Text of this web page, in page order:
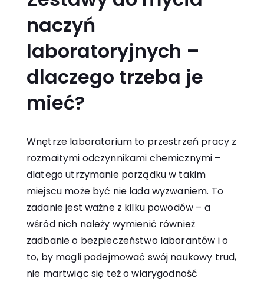
naczyń
laboratoryjnych –
dlaczego trzeba je
mieć?
Wnętrze laboratorium to przestrzeń pracy z
rozmaitymi odczynnikami chemicznymi –
dlatego utrzymanie porządku w takim
miejscu może być nie lada wyzwaniem. To
zadanie jest ważne z kilku powodów – a
wśród nich należy wymienić również
zadbanie o bezpieczeństwo laborantów i o
to, by mogli podejmować swój naukowy trud,
nie martwiąc się też o wiarygodność